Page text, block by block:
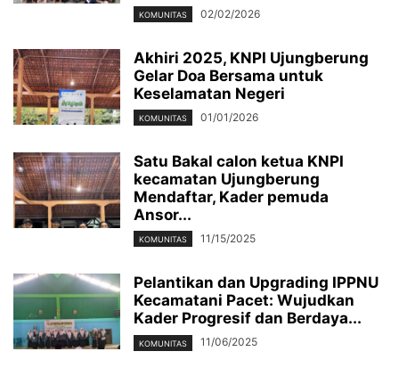
KOMUNITAS 02/02/2026
Akhiri 2025, KNPI Ujungberung
Gelar Doa Bersama untuk
Keselamatan Negeri
KOMUNITAS 01/01/2026
Satu Bakal calon ketua KNPI
kecamatan Ujungberung
Mendaftar, Kader pemuda
Ansor...
KOMUNITAS 11/15/2025
Pelantikan dan Upgrading IPPNU
Kecamatani Pacet: Wujudkan
Kader Progresif dan Berdaya...
KOMUNITAS 11/06/2025